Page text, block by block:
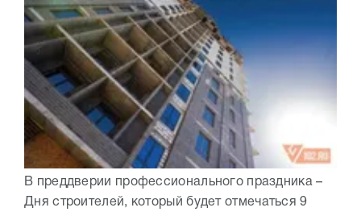
В преддверии профессионального праздника –
Дня строителей, который будет отмечаться 9